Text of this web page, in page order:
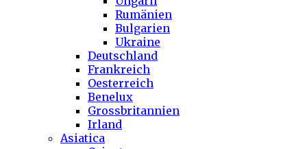
Rumänien
Bulgarien
Ukraine
Deutschland
Frankreich
Oesterreich
Benelux
Grossbritannien
Irland
Asiatica